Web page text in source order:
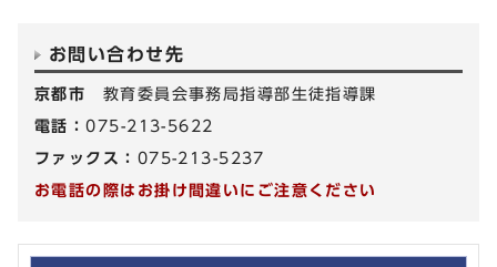
お問い合わせ先
京都市 教育委員会事務局指導部生徒指導課
電話：075-213-5622
ファックス： 075-213-5237
お電話の際はお掛け間違いにご注意ください